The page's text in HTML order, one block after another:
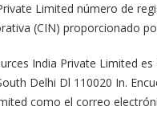
Limited número de
(CIN) proporcionado
India Private Limited
Delhi Dl 110020 In.
como el correo